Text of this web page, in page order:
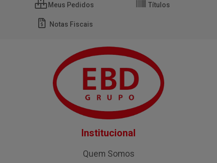
Meus Pedidos Títulos
Notas Fiscais
Institucional
Quem Somos